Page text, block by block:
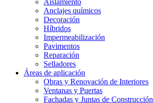
Aislamiento
Anclajes químicos
Decoración
Híbridos
Impermeabilización
Pavimentos
Reparación
Selladores
Áreas de aplicación
Obras y Renovación de Interiores
Ventanas y Puertas
Fachadas y Juntas de Construcción